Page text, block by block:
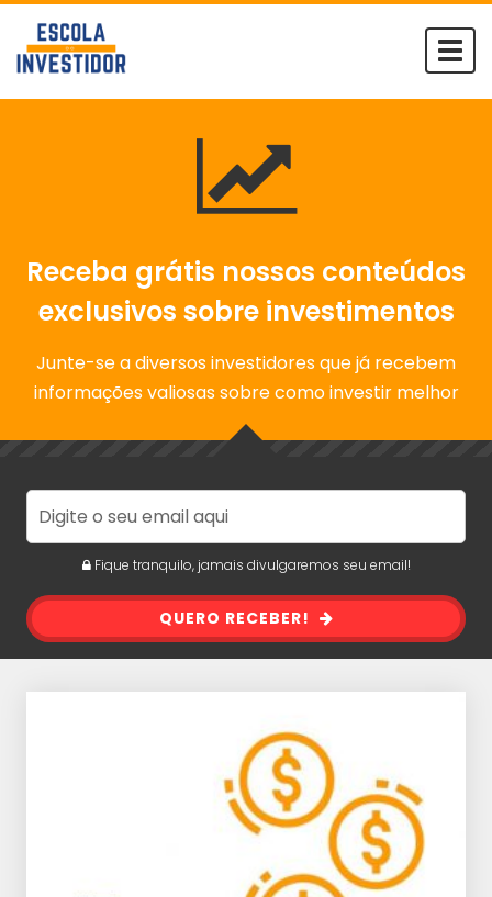
Receba grátis nossos conteúdos
exclusivos sobre investimentos
Junte-se a diversos investidores que já recebem
informações valiosas sobre como investir melhor
Fique tranquilo, jamais divulgaremos seu email!
QUERO RECEBER!